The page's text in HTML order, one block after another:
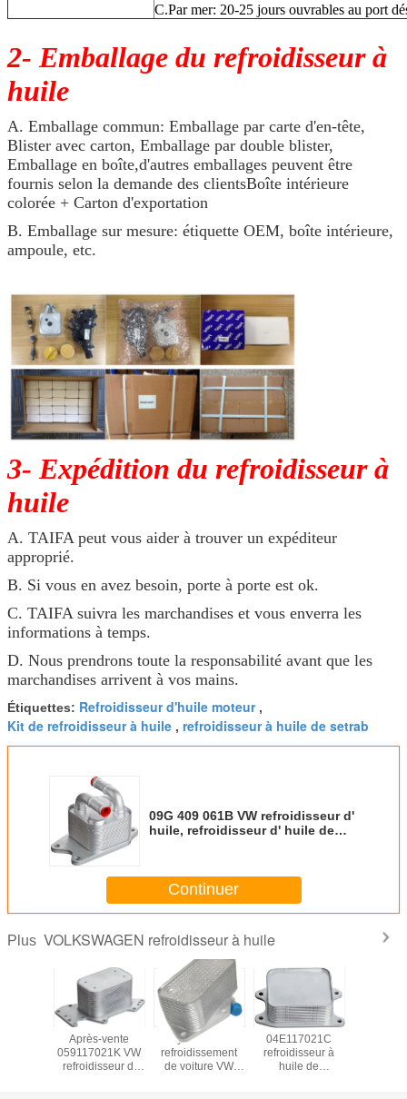
C.Par mer: 20-25 jours ouvrables au port
2- Emballage du refroidisseur à
huile
A. Emballage commun: Emballage par carte d'en-tête,
Blister avec carton, Emballage par double blister,
Emballage en boîte,d'autres emballages peuvent être
fournis selon la demande des clientsBoîte intérieure
colorée + Carton d'exportation
B. Emballage sur mesure: étiquette OEM, boîte intérieure,
ampoule, etc.
3- Expédition du refroidisseur à
huile
A. TAIFA peut vous aider à trouver un expéditeur
approprié.
B. Si vous en avez besoin, porte à porte est ok.
C. TAIFA suivra les marchandises et vous enverra les
informations à temps.
D. Nous prendrons toute la responsabilité avant que les
marchandises arrivent à vos mains.
Étiquettes: Refroidisseur d'huile moteur,
Kit de refroidisseur à huile , refroidisseur à huile de setrab
09G 409 061B VW refroidisseur d'
huile, refroidisseur d' huile de
automatique
Continuer
Plus VOLKSWAGEN refroidisseur à huile
Après-vente
059117021K VW
refroidisseur d'
Système de
refroidissement
de voiture VW
04E117021C
refroidisseur à
huile de